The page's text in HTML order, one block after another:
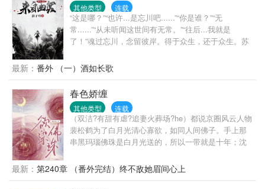
其他类型 连载
“这是哪？”“也许...是忘川吧......”“你是谁？”“无
常......”“从未听闻这世间有无常。”“往后...我就是
了！”魂过忘川，念留彼岸。得于众生，还于众生。苏
得了通幽之力。以通幽之力，布局仙路。只是这世间
的真相，苏墨看不清......
最新： 番外 （一）酒如长歌
春色娇缠
其他类型 连载
（双洁?有甜有虐?追妻火葬场?he）都说京圈风云人物
裴松鹤为了白月光清心寡欲，如同人间佛子。手上那
串黑玛瑙佛珠是白月光送的，所以一带就是十年；沈
她肚子里的孩子是哪来的？-后来，圈里都在传裴松鹤
为沈知懿走下神坛。在藏北幕天席地的风雪中，为产
最新： 第240章 （番外完结）终不敌她眉间心上